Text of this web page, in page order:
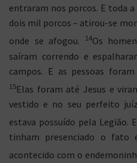
entraram nos porcos. E toda
dois mil porcos – atirou-se
onde se afogou.
14Os
saíram correndo e
campos. E as pessoas
15Elas foram até Jesus e
vestido e no seu perfeito
estava possuído pela Legião.
tinham presenciado o fato
acontecido com o